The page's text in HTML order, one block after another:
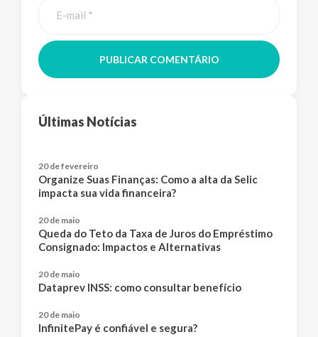
PUBLICAR COMENTÁRIO
Últimas Notícias
20 de fevereiro
Organize Suas Finanças: Como a alta da Selic
impacta sua vida financeira?
20 de maio
Queda do Teto da Taxa de Juros do Empréstimo
Consignado: Impactos e Alternativas
20 de maio
Dataprev INSS: como consultar benefício
20 de maio
InfinitePay é confiável e segura?